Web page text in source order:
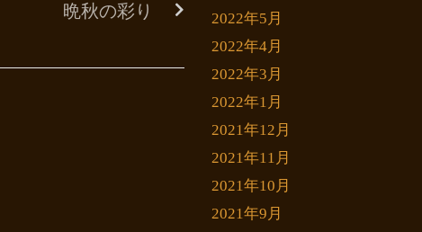
晩秋の彩り
2022年5月
2022年4月
2022年3月
2022年1月
2021年12月
2021年11月
2021年10月
2021年9月